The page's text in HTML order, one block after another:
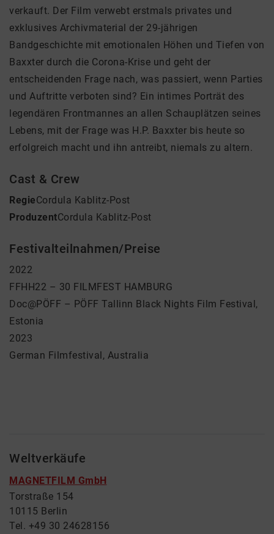
verkauft. Der Film verwebt erstmals privates und
exklusives Archivmaterial der 29-jährigen
Bandgeschichte mit emotionalen Höhen und Tiefen von
Baxxter durch die Corona-Krise und geht der
entscheidenden Frage nach, was passiert, wenn Parties
und Auftritte verboten sind? Ein intimes Porträt des
legendären Frontmannes an allen Schauplätzen seines
Lebens, mit der Frage was H.P. Baxxter bis heute so
erfolgreich macht und ihn antreibt, niemals zu altern.
Cast & Crew
RegieCordula Kablitz-Post
ProduzentCordula Kablitz-Post
Festivalteilnahmen/Preise
2022
FFHH22 – 30 FILMFEST HAMBURG
Doc@PÖFF – PÖFF Tallinn Black Nights Film Festival,
Estonia
2023
German Filmfestival, Australia
Weltverkäufe
MAGNETFILM GmbH
Torstraße 154
10115 Berlin
Tel. +49 30 24628156